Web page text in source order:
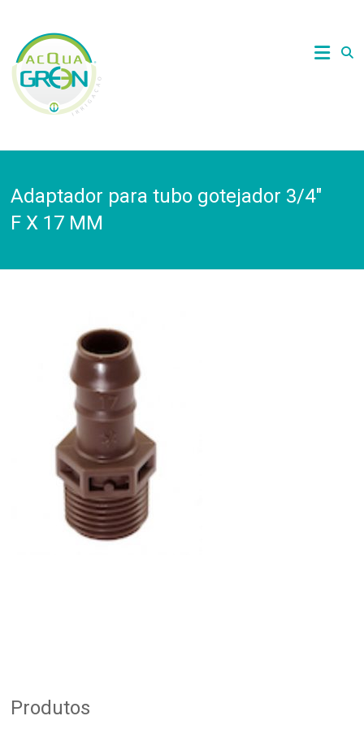
contentAcquagreen
Irrigação
Adaptador para tubo gotejador 3/4″
F X 17 MM
Produtos